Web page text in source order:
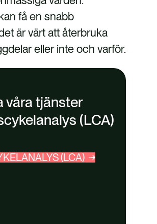
få en snabb
är värt att återbruka
eller inte och varför.
våra tjänster
(LCA)
(LCA)